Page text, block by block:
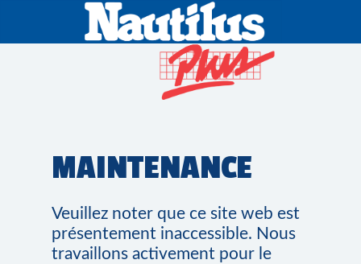
MAINTENANCE
Veuillez noter que ce site web est
présentement inaccessible. Nous
travaillons activement pour le